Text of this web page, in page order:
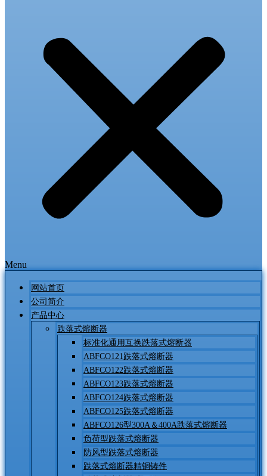
Menu
网站首页
公司简介
产品中心
跌落式熔断器
标准化通用互换跌落式熔断器
ABFCO121跌落式熔断器
ABFCO122跌落式熔断器
ABFCO123跌落式熔断器
ABFCO124跌落式熔断器
ABFCO125跌落式熔断器
ABFCO126型300A＆400A跌落式熔断器
负荷型跌落式熔断器
防风型跌落式熔断器
跌落式熔断器精铜铸件